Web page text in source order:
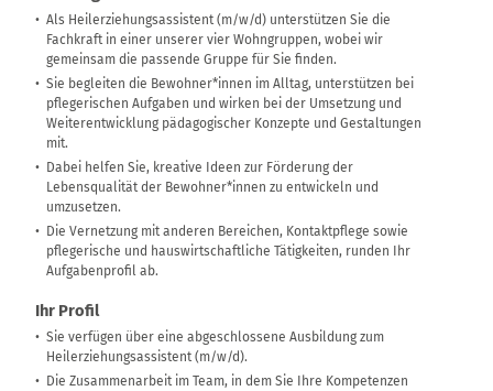
Als Heilerziehungsassistent (m/w/d) unterstützen Sie die
Fachkraft in einer unserer vier Wohngruppen, wobei wir
gemeinsam die passende Gruppe für Sie finden.
Sie begleiten die Bewohner*innen im Alltag, unterstützen bei
pflegerischen Aufgaben und wirken bei der Umsetzung und
Weiterentwicklung pädagogischer Konzepte und Gestaltungen
mit.
Dabei helfen Sie, kreative Ideen zur Förderung der
Lebensqualität der Bewohner*innen zu entwickeln und
umzusetzen.
Die Vernetzung mit anderen Bereichen, Kontaktpflege sowie
pflegerische und hauswirtschaftliche Tätigkeiten, runden Ihr
Aufgabenprofil ab.
Ihr Profil
Sie verfügen über eine abgeschlossene Ausbildung zum
Heilerziehungsassistent (m/w/d).
Die Zusammenarbeit im Team, in dem Sie Ihre Kompetenzen